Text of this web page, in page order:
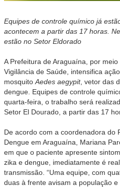
Equipes de controle químico já
acontecem a partir das 17 horas.
estão no Setor Eldorado
A Prefeitura de Araguaína, por
Vigilância de Saúde, intensifica
mosquito Aedes aegypit, vetor das
dengue. Equipes de controle
quarta-feira, o trabalho será
Setor El Dourado, a partir das 17
De acordo com a coordenadora do
Dengue em Araguaína, Mariana
em que o paciente apresente
zika e dengue, imediatamente é
transmissão. “Uma equipe, com
duas à frente avisam a população